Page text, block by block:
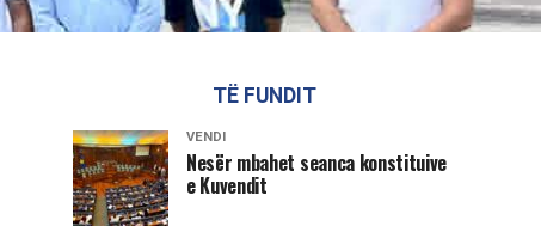
TË FUNDIT
VENDI
Nesër mbahet seanca konstituive
e Kuvendit